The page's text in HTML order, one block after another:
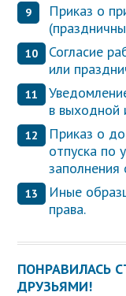
Приказ о
Согласие
или
в выходной
Приказ о
отпуска по
заполнения
Иные
права.
ПОНРАВИЛАСЬ
ДРУЗЬЯМИ!